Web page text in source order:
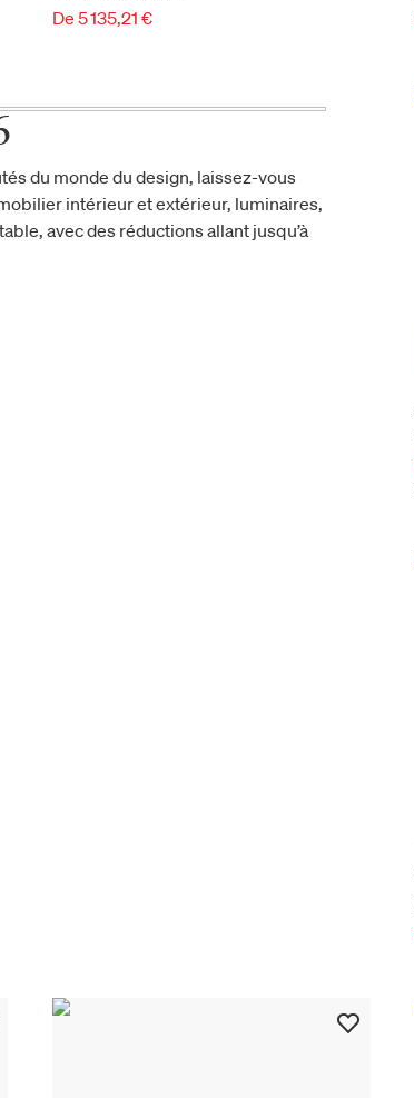
De 5 135,21 €
du monde du design, laissez-vous
intérieur et extérieur, luminaires,
avec des réductions allant jusqu’à